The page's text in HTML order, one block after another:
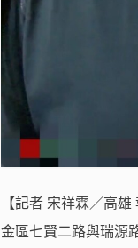
【記者 宋祥霖／高
金區七賢二路與瑞源